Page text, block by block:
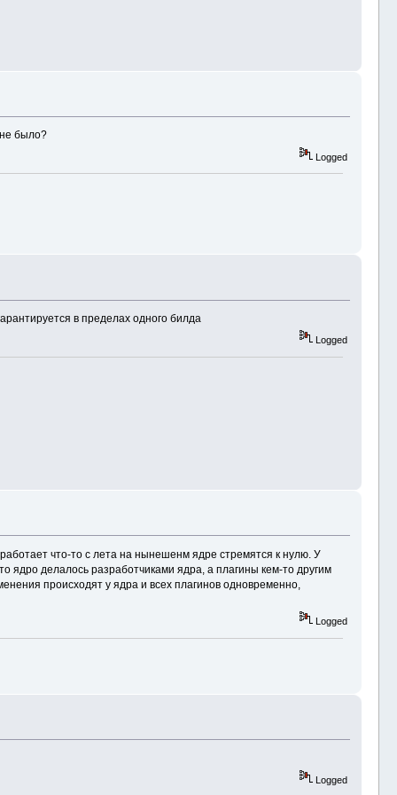
было?
Logged
в пределах одного билда
Logged
что-то с лета на нынешенм ядре стремятся к нулю. У
ядро делалось разработчиками ядра, а плагины кем-то другим
происходят у ядра и всех плагинов одновременно,
Logged
Logged